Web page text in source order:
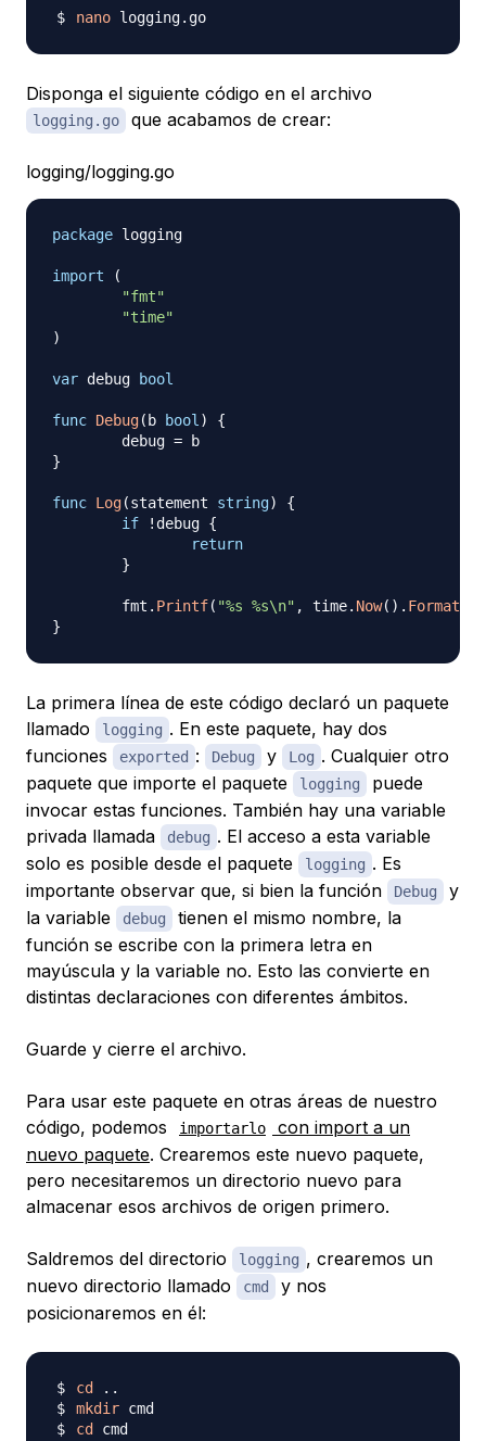
nano
Disponga el siguiente código en el archivo
logging.go que acabamos de crear:
logging/logging.go
package logging
import
(
"fmt"
"time"
)
var debug bool
func Debug( b bool)
{
	debug
=
}
func Log(statement string)
{
if
! debug {
return
}
	fmt
. Printf( "%s %s\n" , time. Now( ) . Format
}
La primera línea de este código declaró un paquete
llamado
logging . En este paquete, hay dos
funciones
exported : Debug y Log . Cualquier otro
paquete que importe el paquete
logging
puede
invocar estas funciones. También hay una variable
privada llamada
debug . El acceso a esta variable
solo es posible desde el paquete
logging . Es
importante observar que, si bien la función
Debug
y
la variable
debug
tienen el mismo nombre, la
función se escribe con la primera letra en
mayúscula y la variable no. Esto las convierte en
distintas declaraciones con diferentes ámbitos.
Guarde y cierre el archivo.
Para usar este paquete en otras áreas de nuestro
código, podemos
importarlo
con import a un
nuevo paquete. Crearemos este nuevo paquete,
pero necesitaremos un directorio nuevo para
almacenar esos archivos de origen primero.
Saldremos del directorio logging , crearemos un
nuevo directorio llamado
cmd
y nos
posicionaremos en él:
cd
..
mkdir
cd